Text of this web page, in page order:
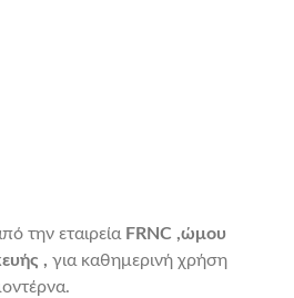
την εταιρεία FRNC ,ώμου
, για καθημερινή χρήση